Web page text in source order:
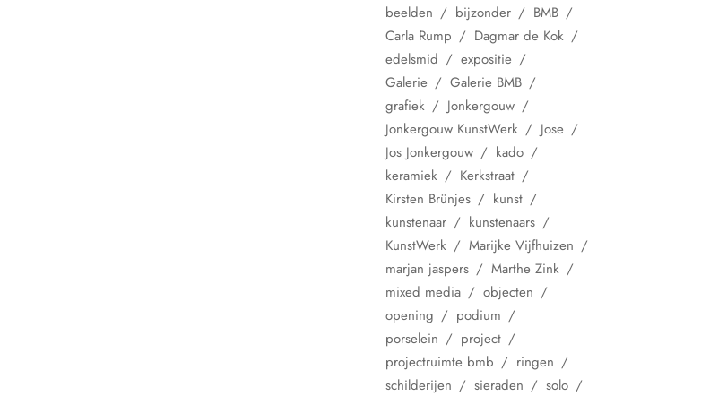
beelden
bijzonder
BMB
Carla Rump
Dagmar de Kok
edelsmid
expositie
Galerie
Galerie BMB
grafiek
Jonkergouw
Jonkergouw KunstWerk
Jose
Jos Jonkergouw
kado
keramiek
Kerkstraat
Kirsten Brünjes
kunst
kunstenaar
kunstenaars
KunstWerk
Marijke Vijfhuizen
marjan jaspers
Marthe Zink
mixed media
objecten
opening
podium
porselein
project
projectruimte bmb
ringen
schilderijen
sieraden
solo